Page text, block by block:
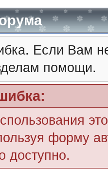
Если Вам
помощи.
форму
доступно.